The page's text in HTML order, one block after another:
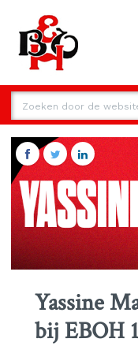
Yassine
bij EBOH 1